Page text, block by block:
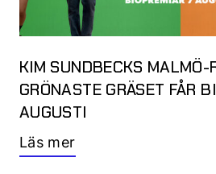
KIM SUNDBECKS MALMÖ-
GRÖNASTE GRÄSET FÅR
AUGUSTI
Läs mer